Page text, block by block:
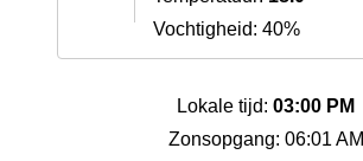
Vochtigheid: 40%
Lokale tijd: 03:00 PM
Zonsopgang: 06:01 AM